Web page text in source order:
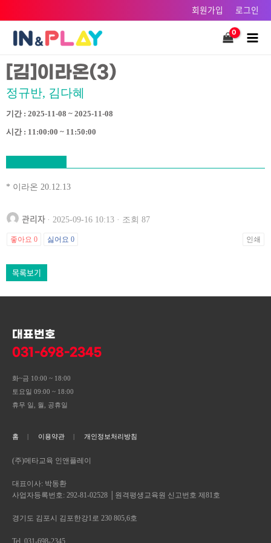
건너뛰기
회원가입 로그인
Main
[김]이라온(3)
정규반, 김다혜
기간 : 2025-11-08 ~ 2025-11-08
시간 : 11:00:00 ~ 11:50:00
* 이라온 20.12.13
관리자 · 2025-09-16 10:13 · 조회 87
좋아요 0 싫어요 0 인쇄
목록보기
대표번호
031-698-2345
화~금 10:00 ~ 18:00
토요일 09:00 ~ 18:00
휴무 일, 월, 공휴일
홈 이용약관 개인정보처리방침
(주)메타교육 인앤플레이
대표이사: 박동환
사업자등록번호: 292-81-02528 │원격평생교육원 신고번호 제81호
경기도 김포시 김포한강1로 230 805,6호